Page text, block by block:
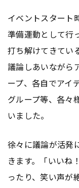
イベントスタート
準備運動として行
打ち解けてきてい
議論しあいながら
ープ、各自でアイ
グループ等、各々
いました。
徐々に議論が活発
きます。「いいね
ったり、笑い声が